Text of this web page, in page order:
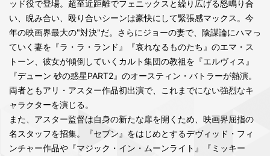
ッド役で登場。超至近距離でフェニックスと繰り広げる怒鳴り合
い、睨み合い、殴り合いシーンは豪快にして緊張感マックス。今
年の映画界最大の"対決"だ。さらにジョーの妻で、陰謀論にハマっ
ていく妻を『ラ・ラ・ランド』『哀れなるものたち』のエマ・ス
トーン、彼女が傾倒していくカルト集団の教祖を『エルヴィス』
『デューン 砂の惑星PART2』のオースティン・バトラーが熱演。
両者ともアリ・アスター作品初出演で、これまでにない強烈なキ
ャラクターを演じる。
また、アスター監督は自身の新たな扉を開くため、映画界屈指の
名スタッフを招集。『セブン』をはじめとするデヴィッド・フィ
ンチャー作品や『マジック・イン・ムーンライト』『ミッキー